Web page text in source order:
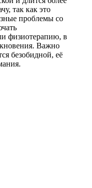
так как это
проблемы со
физиотерапию, в
Важно
безобидной, её